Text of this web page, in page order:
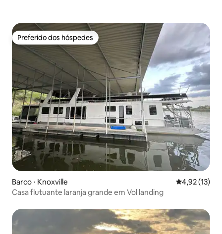
Preferido dos hóspedes
Preferido dos hóspedes
Barco ⋅ Knoxville 4,92 de uma
4,92 (13)
Casa flutuante laranja grande em Vol landing